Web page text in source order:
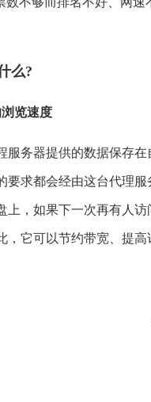
么?
览速度
务器提供的数据保存在
要求都会经由这台代理
上，如果下一次再有人
它可以节约带宽、提高